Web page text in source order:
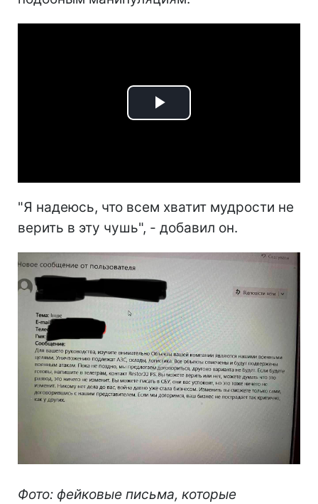
Play
"Я надеюсь, что всем хватит мудрости не
верить в эту чушь", - добавил он.
Фото: фейковые письма, которые